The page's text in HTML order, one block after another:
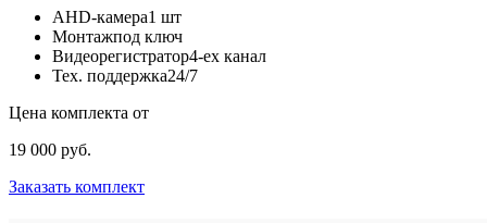
AHD-камера1 шт
Монтажпод ключ
Видеорегистратор4-ех канал
Тех. поддержка24/7
Цена комплекта от
19 000 руб.
Заказать комплект